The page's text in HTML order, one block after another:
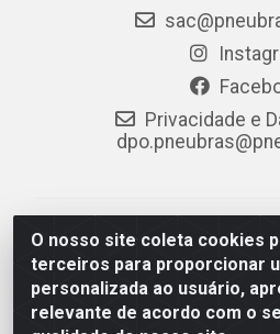
O nosso site coleta cookies
terceiros para proporcionar
personalizada ao usuário,
relevante de acordo com o
Privacidade e
PneuBras - Rodovia BR-
Jaboatão dos Guararapes/PE -
08.678.386/0001-05 -
Ltda